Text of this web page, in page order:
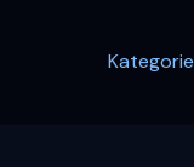
Kategorie